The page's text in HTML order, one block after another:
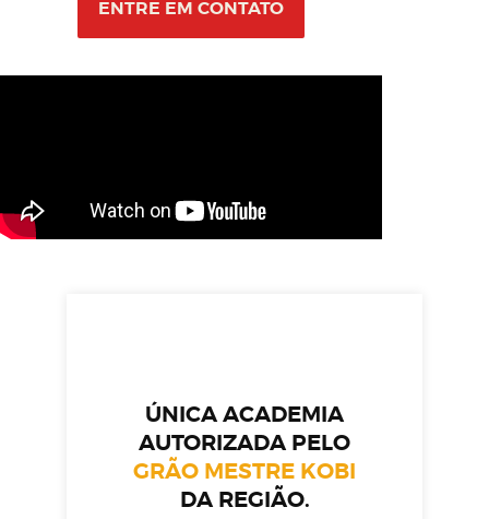
ENTRE EM CONTATO
ÚNICA ACADEMIA
AUTORIZADA PELO
GRÃO MESTRE KOBI
DA REGIÃO.